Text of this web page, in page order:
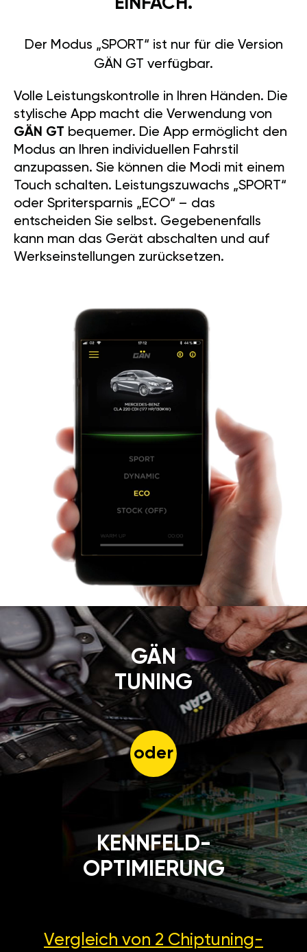
Der Modus „SPORT“ ist nur für die Version
GÄN GT verfügbar.
Volle Leistungskontrolle in Ihren Händen. Die
stylische App macht die Verwendung von
GÄN GT bequemer. Die App ermöglicht den
Modus an Ihren individuellen Fahrstil
anzupassen. Sie können die Modi mit einem
Touch schalten. Leistungszuwachs „SPORT“
oder Spritersparnis „ECO“ – das
entscheiden Sie selbst. Gegebenenfalls
kann man das Gerät abschalten und auf
Werkseinstellungen zurücksetzen.
GÄN
TUNING
oder
KENNFELD-
OPTIMIERUNG
Vergleich von 2 Chiptuning-